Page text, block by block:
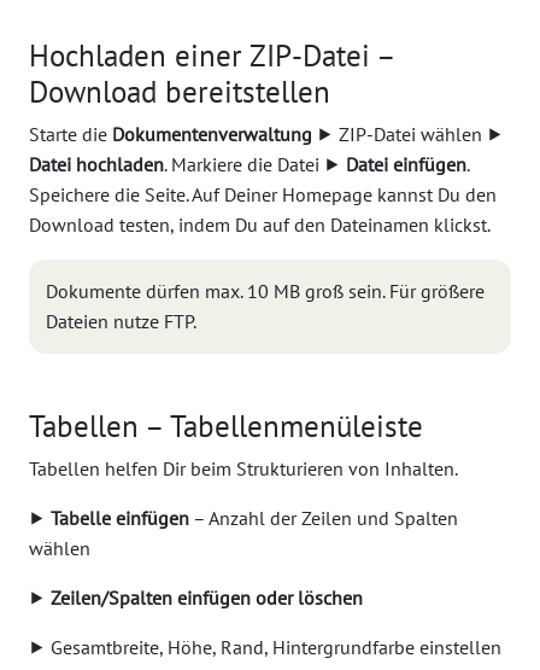
Hochladen einer ZIP-Datei –
Download bereitstellen
Starte die Dokumentenverwaltung ⯈ ZIP-Datei wählen ⯈
Datei hochladen. Markiere die Datei ⯈ Datei einfügen.
Speichere die Seite. Auf Deiner Homepage kannst Du den
Download testen, indem Du auf den Dateinamen klickst.
Dokumente dürfen max. 10 MB groß sein. Für größere
Dateien nutze FTP.
Tabellen – Tabellenmenüleiste
Tabellen helfen Dir beim Strukturieren von Inhalten.
⯈ Tabelle einfügen – Anzahl der Zeilen und Spalten
wählen
⯈ Zeilen/Spalten einfügen oder löschen
⯈ Gesamtbreite, Höhe, Rand, Hintergrundfarbe einstellen